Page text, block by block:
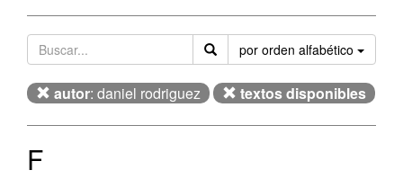
por orden alfabético
autor: daniel rodriguez textos disponibles
F